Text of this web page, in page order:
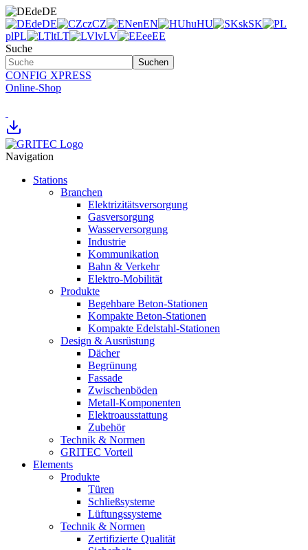
deDE
deDE czCZ enEN huHU skSK
plPL ltLT lvLV eeEE
Suche
Suchen
CONFIG XPRESS
Online-Shop
Navigation
Stations
Branchen
Elektrizitätsversorgung
Gasversorgung
Wasserversorgung
Industrie
Kommunikation
Bahn & Verkehr
Elektro-Mobilität
Produkte
Begehbare Beton-Stationen
Kompakte Beton-Stationen
Kompakte Edelstahl-Stationen
Design & Ausrüstung
Dächer
Begrünung
Fassade
Zwischenböden
Metall-Komponenten
Elektroausstattung
Zubehör
Technik & Normen
GRITEC Vorteil
Elements
Produkte
Türen
Schließsysteme
Lüftungssysteme
Technik & Normen
Zertifizierte Qualität